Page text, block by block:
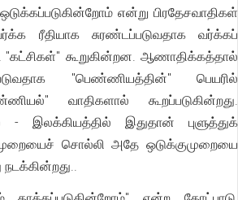
என்று பிரதேசவாதிகள்
ரீதியாக சுரண்டப்படுவதாக வர்க்கப்
கூறுகின்றன. ஆணாதிக்கத்தால்
"பெண்ணியத்தின்" பெயரில்
வாதிகளால் கூறப்படுகின்றது.
- இலக்கியத்தில் இதுதான் புளுத்துக்
சொல்லி அதே ஒடுக்குமுறையை
நடக்கின்றது..